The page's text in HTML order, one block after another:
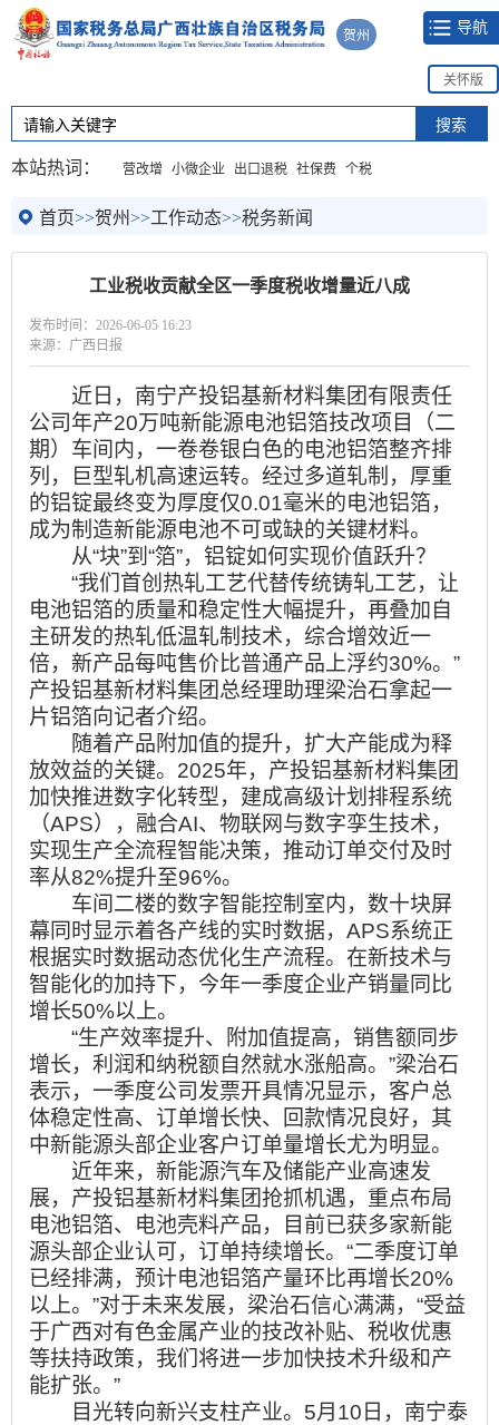
贺州
导航
关怀版
本站热词： 营改增 小微企业 出口退税 社保费 个税
首页>>贺州>>工作动态>>税务新闻
工业税收贡献全区一季度税收增量近八成
发布时间：2026-06-05 16:23
来源：广西日报
近日，南宁产投铝基新材料集团有限责任
公司年产20万吨新能源电池铝箔技改项目（二
期）车间内，一卷卷银白色的电池铝箔整齐排
列，巨型轧机高速运转。经过多道轧制，厚重
的铝锭最终变为厚度仅0.01毫米的电池铝箔，
成为制造新能源电池不可或缺的关键材料。
从“块”到“箔”，铝锭如何实现价值跃升？
“我们首创热轧工艺代替传统铸轧工艺，让
电池铝箔的质量和稳定性大幅提升，再叠加自
主研发的热轧低温轧制技术，综合增效近一
倍，新产品每吨售价比普通产品上浮约30%。”
产投铝基新材料集团总经理助理梁治石拿起一
片铝箔向记者介绍。
随着产品附加值的提升，扩大产能成为释
放效益的关键。2025年，产投铝基新材料集团
加快推进数字化转型，建成高级计划排程系统
（APS），融合AI、物联网与数字孪生技术，
实现生产全流程智能决策，推动订单交付及时
率从82%提升至96%。
车间二楼的数字智能控制室内，数十块屏
幕同时显示着各产线的实时数据，APS系统正
根据实时数据动态优化生产流程。在新技术与
智能化的加持下，今年一季度企业产销量同比
增长50%以上。
“生产效率提升、附加值提高，销售额同步
增长，利润和纳税额自然就水涨船高。”梁治石
表示，一季度公司发票开具情况显示，客户总
体稳定性高、订单增长快、回款情况良好，其
中新能源头部企业客户订单量增长尤为明显。
近年来，新能源汽车及储能产业高速发
展，产投铝基新材料集团抢抓机遇，重点布局
电池铝箔、电池壳料产品，目前已获多家新能
源头部企业认可，订单持续增长。“二季度订单
已经排满，预计电池铝箔产量环比再增长20%
以上。”对于未来发展，梁治石信心满满，“受益
于广西对有色金属产业的技改补贴、税收优惠
等扶持政策，我们将进一步加快技术升级和产
能扩张。”
目光转向新兴支柱产业。5月10日，南宁泰